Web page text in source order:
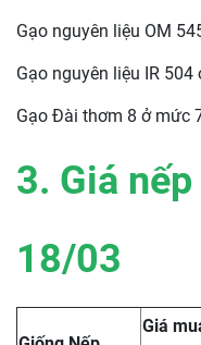
Gạo nguyên liệu OM
Gạo nguyên liệu IR
Gạo Đài thơm 8 ở mức
3. Giá
18/03
Giá